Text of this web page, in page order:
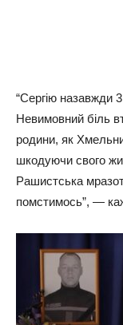
“Сергію назавжди
Невимовний біль
родини, як
шкодуючи свого
Рашистська
помстимось”, —